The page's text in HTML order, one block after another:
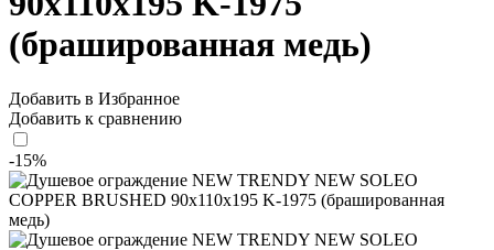
(брашированная медь)
Добавить в Избранное
Добавить к сравнению
-15%